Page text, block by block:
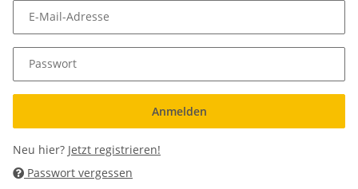
E-Mail-Adresse
Passwort
Anmelden
Neu hier? Jetzt registrieren!
Passwort vergessen